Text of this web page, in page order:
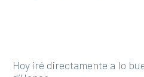
Hoy iré directamente a lo